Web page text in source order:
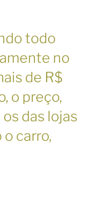
todo
no
de R$
o preço,
das lojas
carro,